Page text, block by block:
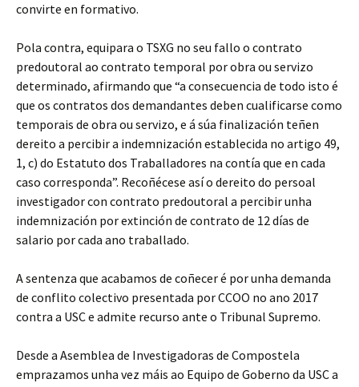
convirte en formativo.
Pola contra, equipara o TSXG no seu fallo o contrato
predoutoral ao contrato temporal por obra ou servizo
determinado, afirmando que “a consecuencia de todo isto é
que os contratos dos demandantes deben cualificarse como
temporais de obra ou servizo, e á súa finalización teñen
dereito a percibir a indemnización establecida no artigo 49,
1, c) do Estatuto dos Traballadores na contía que en cada
caso corresponda”. Recoñécese así o dereito do persoal
investigador con contrato predoutoral a percibir unha
indemnización por extinción de contrato de 12 días de
salario por cada ano traballado.
A sentenza que acabamos de coñecer é por unha demanda
de conflito colectivo presentada por CCOO no ano 2017
contra a USC e admite recurso ante o Tribunal Supremo.
Desde a Asemblea de Investigadoras de Compostela
emprazamos unha vez máis ao Equipo de Goberno da USC a